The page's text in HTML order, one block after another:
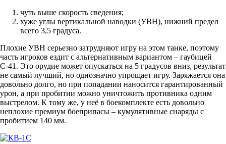
чуть выше скорость сведения;
хуже углы вертикальной наводки (УВН), нижний предел
всего 3,5 градуса.
Плохие УВН серьезно затрудняют игру на этом танке, поэтому
часть игроков ездит с альтернативным вариантом – гаубицей
С-41. Это орудие может опускаться на 5 градусов вниз, результат
не самый лучший, но однозначно упрощает игру. Заряжается она
довольно долго, но при попадании наносится гарантированный
урон, а при пробитии можно уничтожить противника одним
выстрелом. К тому же, у неё в боекомплекте есть довольно
неплохие премиум боеприпасы – кумулятивные снаряды с
пробитием 140 мм.